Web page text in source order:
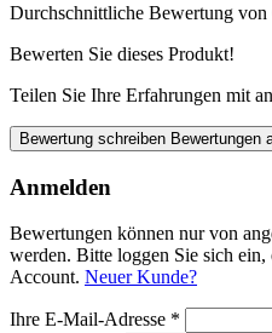
Durchschnittliche Bewertung von
Bewerten Sie dieses Produkt!
Teilen Sie Ihre Erfahrungen mit
Bewertung schreiben Bewertungen
Anmelden
Bewertungen können nur von
werden. Bitte loggen Sie sich ein,
Account. Neuer Kunde?
Ihre E-Mail-Adresse *